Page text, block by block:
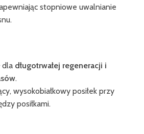
stopniowe uwalnianie
dla długotrwałej regeneracji i
.
wysokobiałkowy posiłek przy
posiłkami.